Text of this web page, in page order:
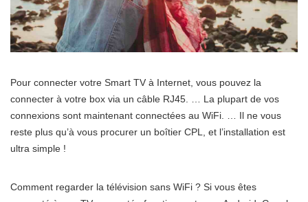
Pour connecter votre Smart TV à Internet, vous pouvez la
connecter à votre box via un câble RJ45. … La plupart de vos
connexions sont maintenant connectées au WiFi. … Il ne vous
reste plus qu’à vous procurer un boîtier CPL, et l’installation est
ultra simple !
Comment regarder la télévision sans WiFi ? Si vous êtes